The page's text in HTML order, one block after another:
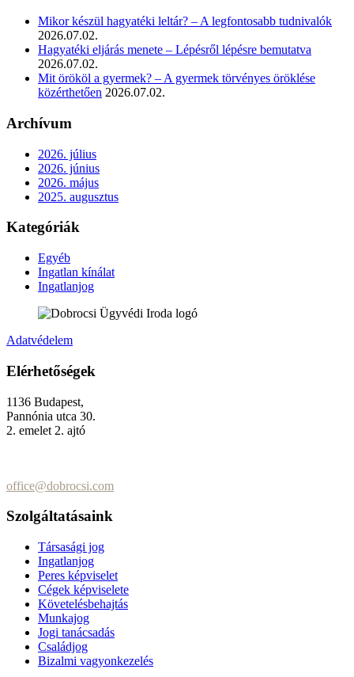
Mikor készül hagyatéki leltár? – A legfontosabb tudnivalók
2026.07.02.
Hagyatéki eljárás menete – Lépésről lépésre bemutatva
2026.07.02.
Mit örököl a gyermek? – A gyermek törvényes öröklése
közérthetően 2026.07.02.
Archívum
2026. július
2026. június
2026. május
2025. augusztus
Kategóriák
Egyéb
Ingatlan kínálat
Ingatlanjog
Adatvédelem
Elérhetőségek
1136 Budapest,
Pannónia utca 30.
2. emelet 2. ajtó
office@dobrocsi.com
Szolgáltatásaink
Társasági jog
Ingatlanjog
Peres képviselet
Cégek képviselete
Követelésbehajtás
Munkajog
Jogi tanácsadás
Családjog
Bizalmi vagyonkezelés